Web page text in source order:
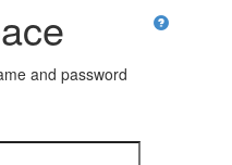
and password